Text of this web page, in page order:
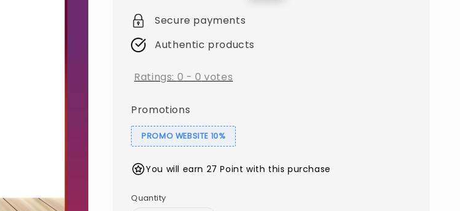
price
Secure payments
Authentic products
Ratings: 0 -0 votes
Promotions
PROMO WEBSITE 10%
You will earn 27 Point with this purchase
Quantity